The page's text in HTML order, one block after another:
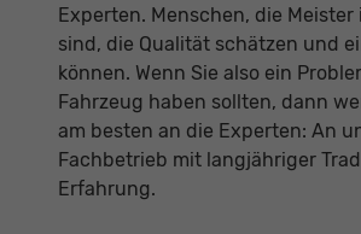
Experten. Menschen, die Meister
sind, die Qualität schätzen und
können. Wenn Sie also ein
Fahrzeug haben sollten, dann
am besten an die Experten: An
Fachbetrieb mit langjähriger
Erfahrung.